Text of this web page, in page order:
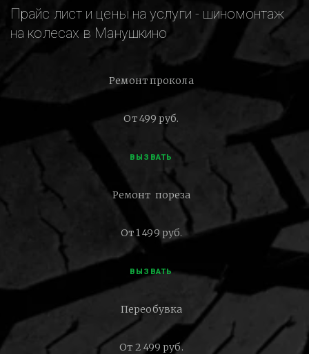
Прайс лист и цены на услуги - шиномонтаж
на колесах в Манушкино
Ремонт прокола
От 499 руб.
ВЫЗВАТЬ
Ремонт пореза
От 1 499 руб.
ВЫЗВАТЬ
Переобувка
От 2 499 руб.